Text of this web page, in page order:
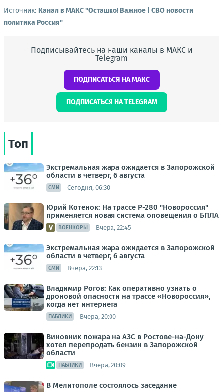
Источник: Канал в МАКС "Осташко! Важное | СВО новости
политика Россия"
Подписывайтесь на наши каналы в МАКС и
Telegram
ПОДПИСАТЬСЯ НА МАКС
ПОДПИСАТЬСЯ НА TELEGRAM
Топ
Экстремальная жара ожидается в Запорожской
области в четверг, 6 августа
СМИ Сегодня, 06:30
Юрий Котенок: На трассе Р-280 "Новороссия"
применяется новая система оповещения о БПЛА
ВОЕНКОРЫ Вчера, 22:45
Экстремальная жара ожидается в Запорожской
области в четверг, 6 августа
СМИ Вчера, 22:13
Владимир Рогов: Как оперативно узнать о
дроновой опасности на трассе «Новороссия»,
когда нет интернета
ПАБЛИКИ Вчера, 20:00
Виновник пожара на АЗС в Ростове-на-Дону
хотел перепродать бензин в Запорожской
области
ПАБЛИКИ Вчера, 20:09
В Мелитополе состоялось заседание